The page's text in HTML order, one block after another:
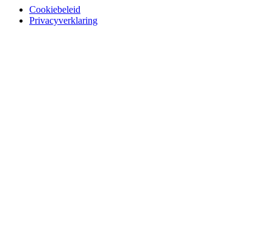
Cookiebeleid
Privacyverklaring